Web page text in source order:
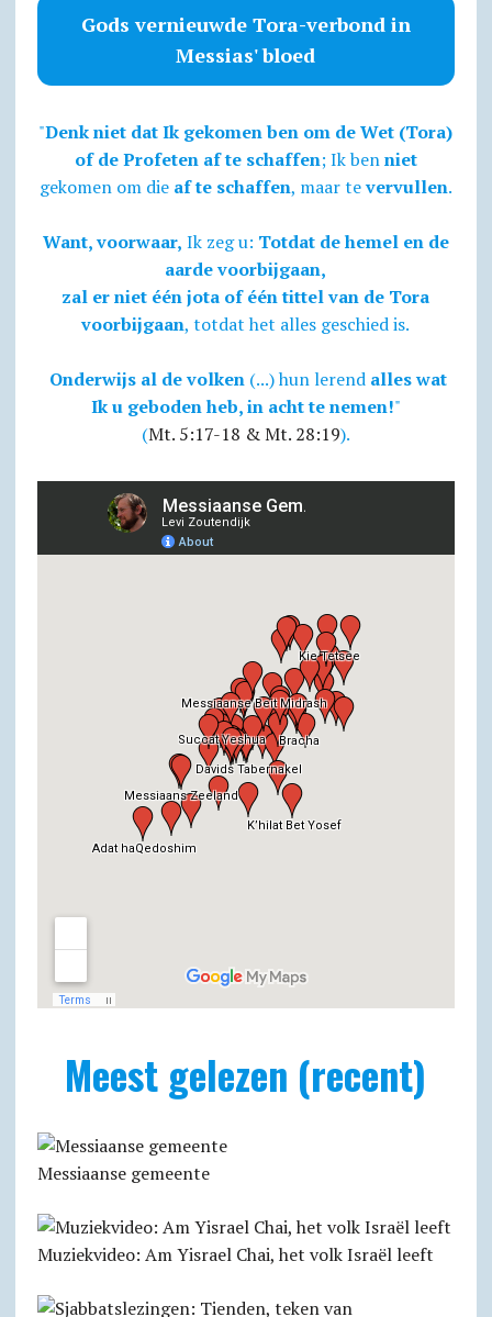
Gods vernieuwde Tora-verbond in
Messias' bloed
"Denk niet dat Ik gekomen ben om de Wet (Tora)
of de Profeten af te schaffen; Ik benniet
gekomen om die af te schaffen, maar tevervullen.
Want, voorwaar, Ik zeg u: Totdat de hemel en de
aarde voorbijgaan,
zal er niet één jota of één tittel van de Tora
voorbijgaan, totdat het alles geschied is.
Onderwijs al de volken(...) hun lerend alles wat
Ik u geboden heb, in acht te nemen!"
(Mt. 5:17-18 & Mt. 28:19).
Meest gelezen (recent)
Messiaanse gemeente
Muziekvideo: Am Yisrael Chai, het volk Israël leeft